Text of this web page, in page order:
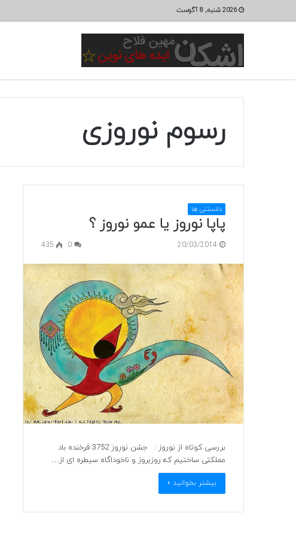
2026 شنبه, 8 آگوست
رسوم نوروزی
دانستنی ها
پاپا نوروز یا عمو نوروز ؟
20/03/2014
0
435
بررسی کوتاه از نوروز : جشن نوروز 3752 فرخنده باد
مملکتی ساختیم که روزبروز و ناخوداگاه سیطره ای از…
بیشتر بخوانید »